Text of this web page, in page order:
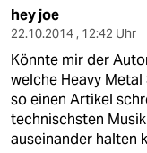
hey joe
22.10.2014 , 12:42 Uhr
Könnte mir der
welche Heavy
so einen Artikel
technischsten
auseinander halten